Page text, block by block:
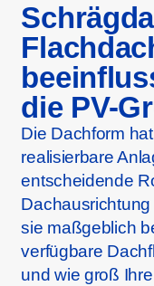
die PV-
Die Dachform
realisierbare
entscheidende
sie maßgeblich
verfügbare
und wie groß